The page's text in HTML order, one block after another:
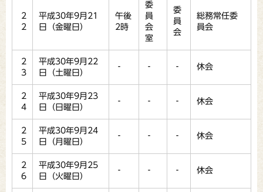
2
2
平成30年9月21
日（金曜日）
午後
2時
委
員
会
室
委
員
会
総務常任委
員会
2
3
平成30年9月22
日（土曜日）
‐ ‐ ‐ 休会
2
4
平成30年9月23
日（日曜日）
‐ ‐ ‐ 休会
2
5
平成30年9月24
日（月曜日）
‐ ‐ ‐ 休会
2
6
平成30年9月25
日（火曜日）
‐ ‐ ‐ 休会